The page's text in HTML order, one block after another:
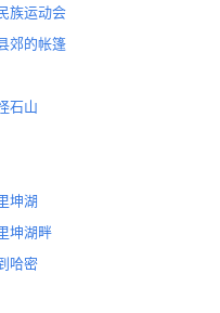
族运动会
郊的帐篷
石山
坤湖
坤湖畔
哈密